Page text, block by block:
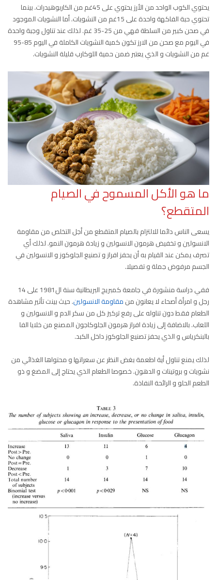
يحتوي الكوب الواحد من الأرز يحتوي على 45غم من الكاربوهيدرات. بينما
تحتوي حبة الفاكهة واحدة على 15غم من النشويات. أما النشويات الموجود
في صحن كبير من السلطة فهي من 25-35 غم. لذلك عند تناول وجبة واحدة
في اليوم مع صحن من الارز تكون كمية النشويات الكاملة في اليوم 85-95
غم من النشويات و الذي يعتبر ضمن حمية اللوكارب قليلة النشويات.
ما هو الأكل المسموح في الصيام
المتقطع؟
يسعى الناس دائما للالتزام بالصيام المتقطع من أجل التخلص من مقاومة
الانسولين و تخفيض هرمون الانسولين و زيادة هرمون النمو. لذلك أي
تصرف يمكن عند القيام به أن يحفز افراز و تصنيع الجلوكوز و الانسولين في
الجسم مرفوض جملة و تفصيلا.
ففي دراسة منشورة في جامعة كمبريج البريطانية سنة ال1981 على 14
رجل و امرأة أصحاء لا يعانون منمقاومة الانسولين. حيث بينت تأثير مشاهدة
الطعام فقط دون تناوله على رفع تركيز كل من سكر الدم و الانسولين و
اللعاب. بالاضافة إلى زيادة افراز هرمون الجلوكاجون المصنع من خلايا الفا
بالبنكرياس و الذي يحفز تصنيع الجلوكوز داخل الكبد.
لذلك يمنع تناول أية اطعمة بغض النظر عن سعراتها و محتواها الغذائي من
نشويات و بروتينات و الدهون. خصوصا الطعام الذي يحتاج إلى المضغ و ذو
الطعم الحلو و الرائحة النفاذة.